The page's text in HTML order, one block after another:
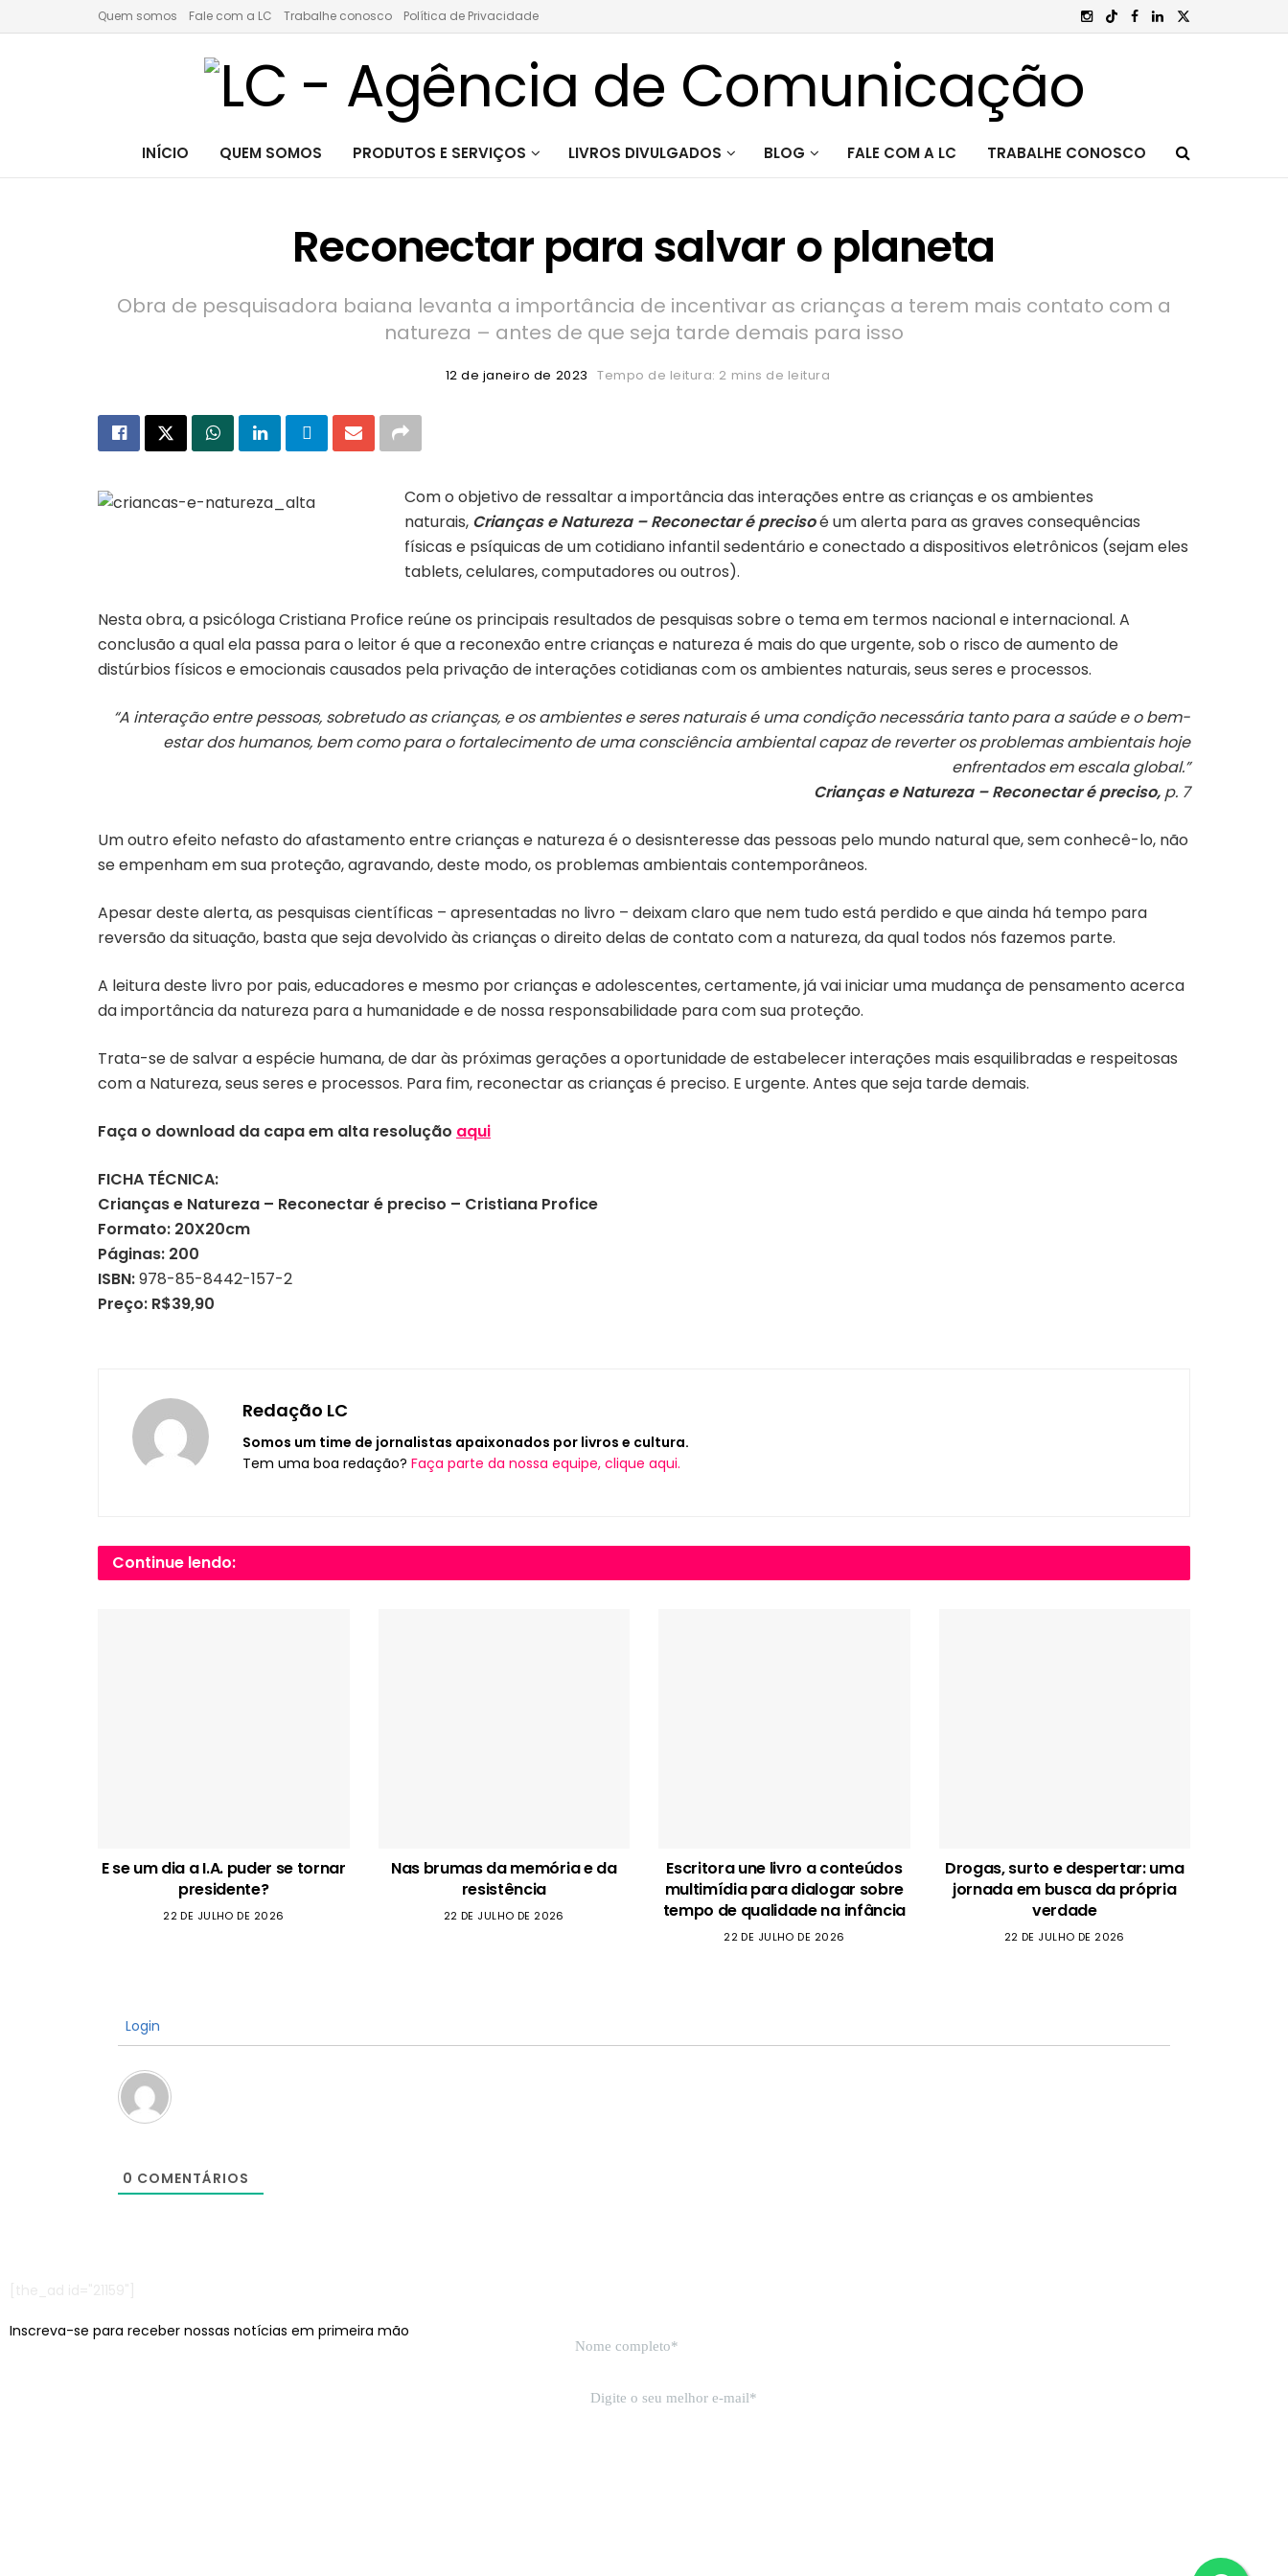
Quem somos Fale com a LC Trabalhe conosco Política de Privacidade
INÍCIO QUEM SOMOS PRODUTOS E SERVIÇOS LIVROS DIVULGADOS BLOG FALE COM A LC TRABALHE CONOSCO
Reconectar para salvar o planeta
Obra de pesquisadora baiana levanta a importância de incentivar as crianças a terem mais contato com a
natureza – antes de que seja tarde demais para isso
12 de janeiro de 2023 Tempo de leitura: 2 mins de leitura
Com o objetivo de ressaltar a importância das interações entre as crianças e os ambientes
naturais, Crianças e Natureza – Reconectar é precisoé um alerta para as graves consequências
físicas e psíquicas de um cotidiano infantil sedentário e conectado a dispositivos eletrônicos (sejam eles
tablets, celulares, computadores ou outros).
Nesta obra, a psicóloga Cristiana Profice reúne os principais resultados de pesquisas sobre o tema em termos nacional e internacional. A
conclusão a qual ela passa para o leitor é que a reconexão entre crianças e natureza é mais do que urgente, sob o risco de aumento de
distúrbios físicos e emocionais causados pela privação de interações cotidianas com os ambientes naturais, seus seres e processos.
“A interação entre pessoas, sobretudo as crianças, e os ambientes e seres naturais é uma condição necessária tanto para a saúde e o bem-
estar dos humanos, bem como para o fortalecimento de uma consciência ambiental capaz de reverter os problemas ambientais hoje
enfrentados em escala global.”
Crianças e Natureza – Reconectar é preciso, p. 7
Um outro efeito nefasto do afastamento entre crianças e natureza é o desisnteresse das pessoas pelo mundo natural que, sem conhecê-lo, não
se empenham em sua proteção, agravando, deste modo, os problemas ambientais contemporâneos.
Apesar deste alerta, as pesquisas científicas – apresentadas no livro – deixam claro que nem tudo está perdido e que ainda há tempo para
reversão da situação, basta que seja devolvido às crianças o direito delas de contato com a natureza, da qual todos nós fazemos parte.
A leitura deste livro por pais, educadores e mesmo por crianças e adolescentes, certamente, já vai iniciar uma mudança de pensamento acerca
da importância da natureza para a humanidade e de nossa responsabilidade para com sua proteção.
Trata-se de salvar a espécie humana, de dar às próximas gerações a oportunidade de estabelecer interações mais esquilibradas e respeitosas
com a Natureza, seus seres e processos. Para fim, reconectar as crianças é preciso. E urgente. Antes que seja tarde demais.
Faça o download da capa em alta resolução aqui
FICHA TÉCNICA:
Crianças e Natureza – Reconectar é preciso – Cristiana Profice
Formato: 20X20cm
Páginas: 200
ISBN:978-85-8442-157-2
Preço: R$39,90
Redação LC
Somos um time de jornalistas apaixonados por livros e cultura.
Tem uma boa redação? Faça parte da nossa equipe, clique aqui.
Continue lendo:
E se um dia a I.A. puder se tornar
presidente?
22 DE JULHO DE 2026
Nas brumas da memória e da
resistência
22 DE JULHO DE 2026
Escritora une livro a conteúdos
multimídia para dialogar sobre
tempo de qualidade na infância
22 DE JULHO DE 2026
Drogas, surto e despertar: uma
jornada em busca da própria
verdade
22 DE JULHO DE 2026
Login
0 COMENTÁRIOS
Inscreva-se para receber nossas notícias em primeira mão